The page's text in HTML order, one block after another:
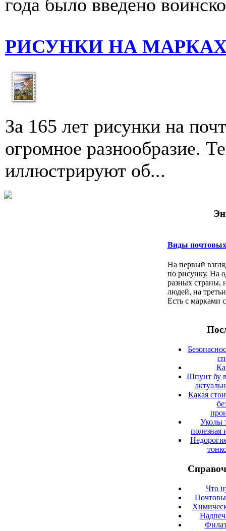
года было введено
РИСУНКИ НА
За 165 лет рисунки на
огромное разнообразие.
иллюстри­руют об...
Виды
На первый
по рисунку. На
разных страны,
людей, на
Есть с марками
Шпунт бу
Какая
Уколы
полезная
Что